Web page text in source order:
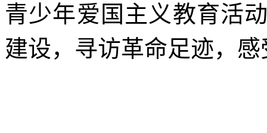
青少年爱国主义教育活
建设，寻访革命足迹，